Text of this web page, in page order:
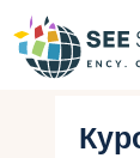
Поиск